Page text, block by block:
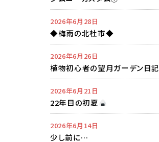
2026年6月28日
◆梅雨の北杜市◆
2026年6月26日
植物初心者の望月ガーデン日記
2026年6月21日
22年目の初夏
2026年6月14日
少し前に…